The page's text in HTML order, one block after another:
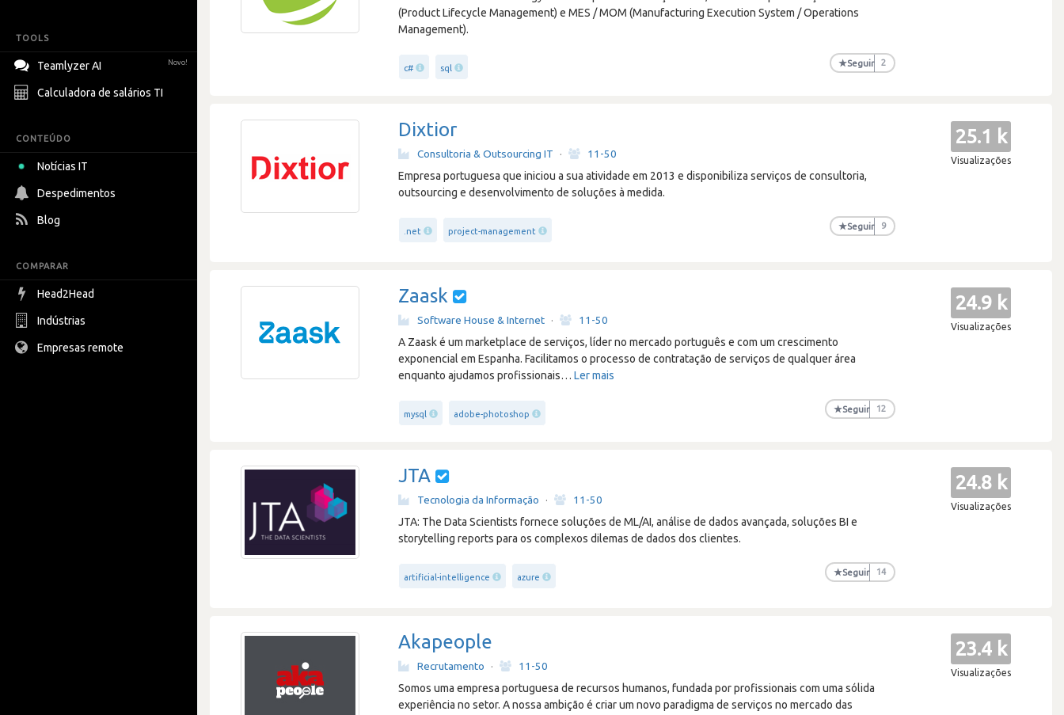
TOOLS
Teamlyzer AI Novo!
Calculadora de salários TI
CONTEÚDO
Notícias IT
Despedimentos
Blog
COMPARAR
Head2Head
Indústrias
Empresas remote
(Product Lifecycle Management) e MES / MOM (Manufacturing Execution System / Operations
Management).
c# sql
★Seguir 2
Dixtior
Consultoria & Outsourcing IT ·
11-50
Empresa portuguesa que iniciou a sua atividade em 2013 e disponibiliza serviços de consultoria,
outsourcing e desenvolvimento de soluções à medida.
.net project-management
★Seguir 9
25.1 k
Visualizações
Zaask
Software House & Internet ·
11-50
A Zaask é um marketplace de serviços, líder no mercado português e com um crescimento
exponencial em Espanha. Facilitamos o processo de contratação de serviços de qualquer área
enquanto ajudamos profissionais…Ler mais
mysql adobe-photoshop
★Seguir 12
24.9 k
Visualizações
JTA
Tecnologia da Informação ·
11-50
JTA: The Data Scientists fornece soluções de ML/AI, análise de dados avançada, soluções BI e
storytelling reports para os complexos dilemas de dados dos clientes.
artificial-intelligence azure
★Seguir 14
24.8 k
Visualizações
Akapeople
Recrutamento ·
11-50
Somos uma empresa portuguesa de recursos humanos, fundada por profissionais com uma sólida
experiência no setor. A nossa ambição é criar um novo paradigma de serviços no mercado das
23.4 k
Visualizações